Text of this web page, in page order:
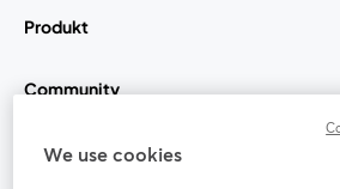
Produkt
Community
StreamYard für
We use cookies